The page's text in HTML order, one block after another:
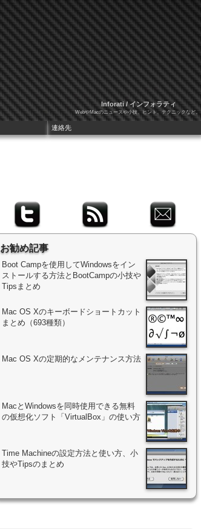
Inforati / インフォラティ
WebやMacのニュースや小技、ヒント、テクニックなど。
お勧め記事
Boot Campを使用してWindowsをイン
ストールする方法とBootCampの小技や
Tipsまとめ
Mac OS Xのキーボードショートカット
まとめ（693種類）
Mac OS Xの定期的なメンテナンス方法
MacとWindowsを同時使用できる無料
の仮想化ソフト「VirtualBox」の使い方
Time Machineの設定方法と使い方、小
技やTipsのまとめ
連絡先